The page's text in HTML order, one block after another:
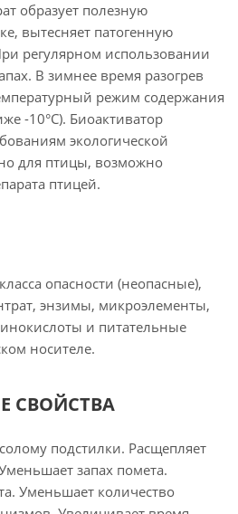
образует полезную
вытесняет патогенную
регулярном использовании
В зимнее время разогрев
режим содержания
-10°C). Биоактиватор
экологической
для птицы, возможно
птицей.
опасности (неопасные),
энзимы, микроэлементы,
и питательные
носителе.
СВОЙСТВА
подстилки. Расщепляет
запах помета.
Уменьшает количество